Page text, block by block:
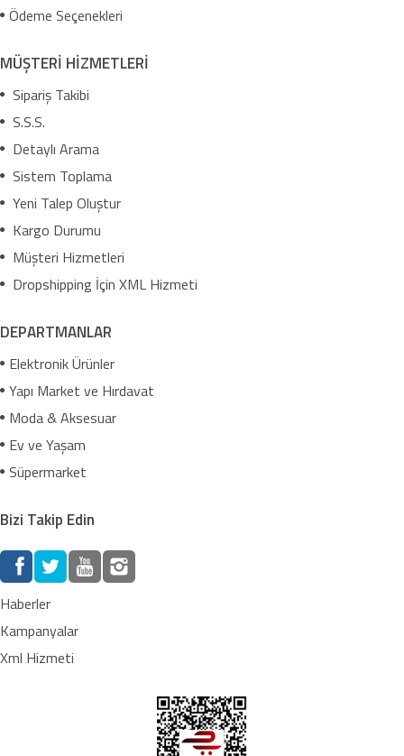
Ödeme Seçenekleri
MÜŞTERİ HİZMETLERİ
Sipariş Takibi
S.S.S.
Detaylı Arama
Sistem Toplama
Yeni Talep Oluştur
Kargo Durumu
Müşteri Hizmetleri
Dropshipping İçin XML Hizmeti
DEPARTMANLAR
Elektronik Ürünler
Yapı Market ve Hırdavat
Moda & Aksesuar
Ev ve Yaşam
Süpermarket
Bizi Takip Edin
Haberler
Kampanyalar
Xml Hizmeti